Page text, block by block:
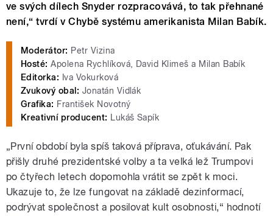
ve svých dílech Snyder rozpracovává, to tak přehnané
není,“ tvrdí v Chybě systému amerikanista Milan Babík.
Moderátor: Petr Vizina
Hosté: Apolena Rychlíková, David Klimeš a Milan Babík
Editorka: Iva Vokurková
Zvukový obal: Jonatán Vidlák
Grafika: František Novotný
Kreativní producent: Lukáš Sapík
„První období byla spíš taková příprava, oťukávání. Pak
přišly druhé prezidentské volby a ta velká lež Trumpovi
po čtyřech letech dopomohla vrátit se zpět k moci.
Ukazuje to, že lze fungovat na základě dezinformací,
podrývat společnost a posilovat kult osobnosti,“ hodnotí